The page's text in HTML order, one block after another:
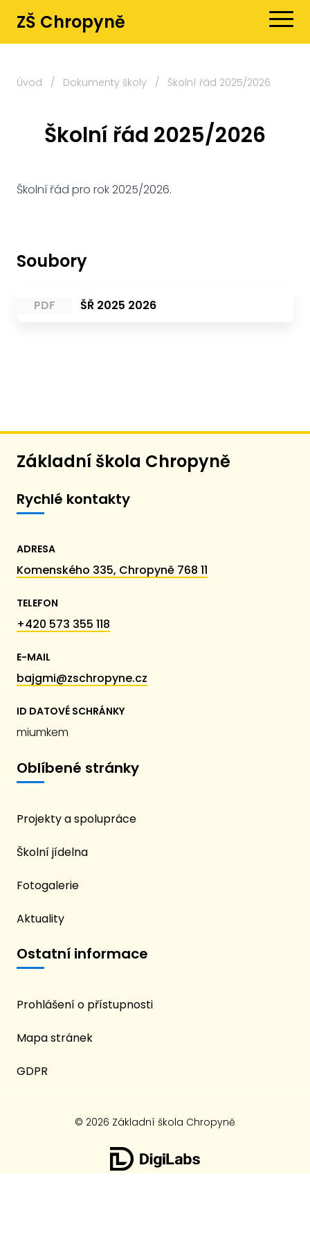
ZŠ Chropyně
Úvod / Dokumenty školy / Školní řád 2025/2026
Školní řád 2025/2026
Školní řád pro rok 2025/2026.
Soubory
PDF ŠŘ 2025 2026
Základní škola Chropyně
Rychlé kontakty
ADRESA
Komenského 335, Chropyně 768 11
TELEFON
+420 573 355 118
E-MAIL
bajgmi@zschropyne.cz
ID DATOVÉ SCHRÁNKY
miumkem
Oblíbené stránky
Projekty a spolupráce
Školní jídelna
Fotogalerie
Aktuality
Ostatní informace
Prohlášení o přístupnosti
Mapa stránek
GDPR
© 2026 Základní škola Chropyně